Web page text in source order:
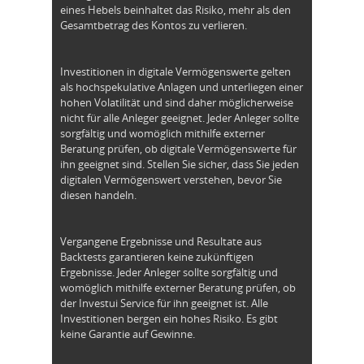
eines Hebels beinhaltet das Risiko, mehr als den
Gesamtbetrag des Kontos zu verlieren.
Investitionen in digitale Vermögenswerte gelten
als hochspekulative Anlagen und unterliegen einer
hohen Volatilität und sind daher möglicherweise
nicht für alle Anleger geeignet. Jeder Anleger sollte
sorgfältig und womöglich mithilfe externer
Beratung prüfen, ob digitale Vermögenswerte für
ihn geeignet sind. Stellen Sie sicher, dass Sie jeden
digitalen Vermögenswert verstehen, bevor Sie
diesen handeln.
Vergangene Ergebnisse und Resultate aus
Backtests garantieren keine zukünftigen
Ergebnisse. Jeder Anleger sollte sorgfältig und
womöglich mithilfe externer Beratung prüfen, ob
der Investui Service für ihn geeignet ist. Alle
Investitionen bergen ein hohes Risiko. Es gibt
keine Garantie auf Gewinne.